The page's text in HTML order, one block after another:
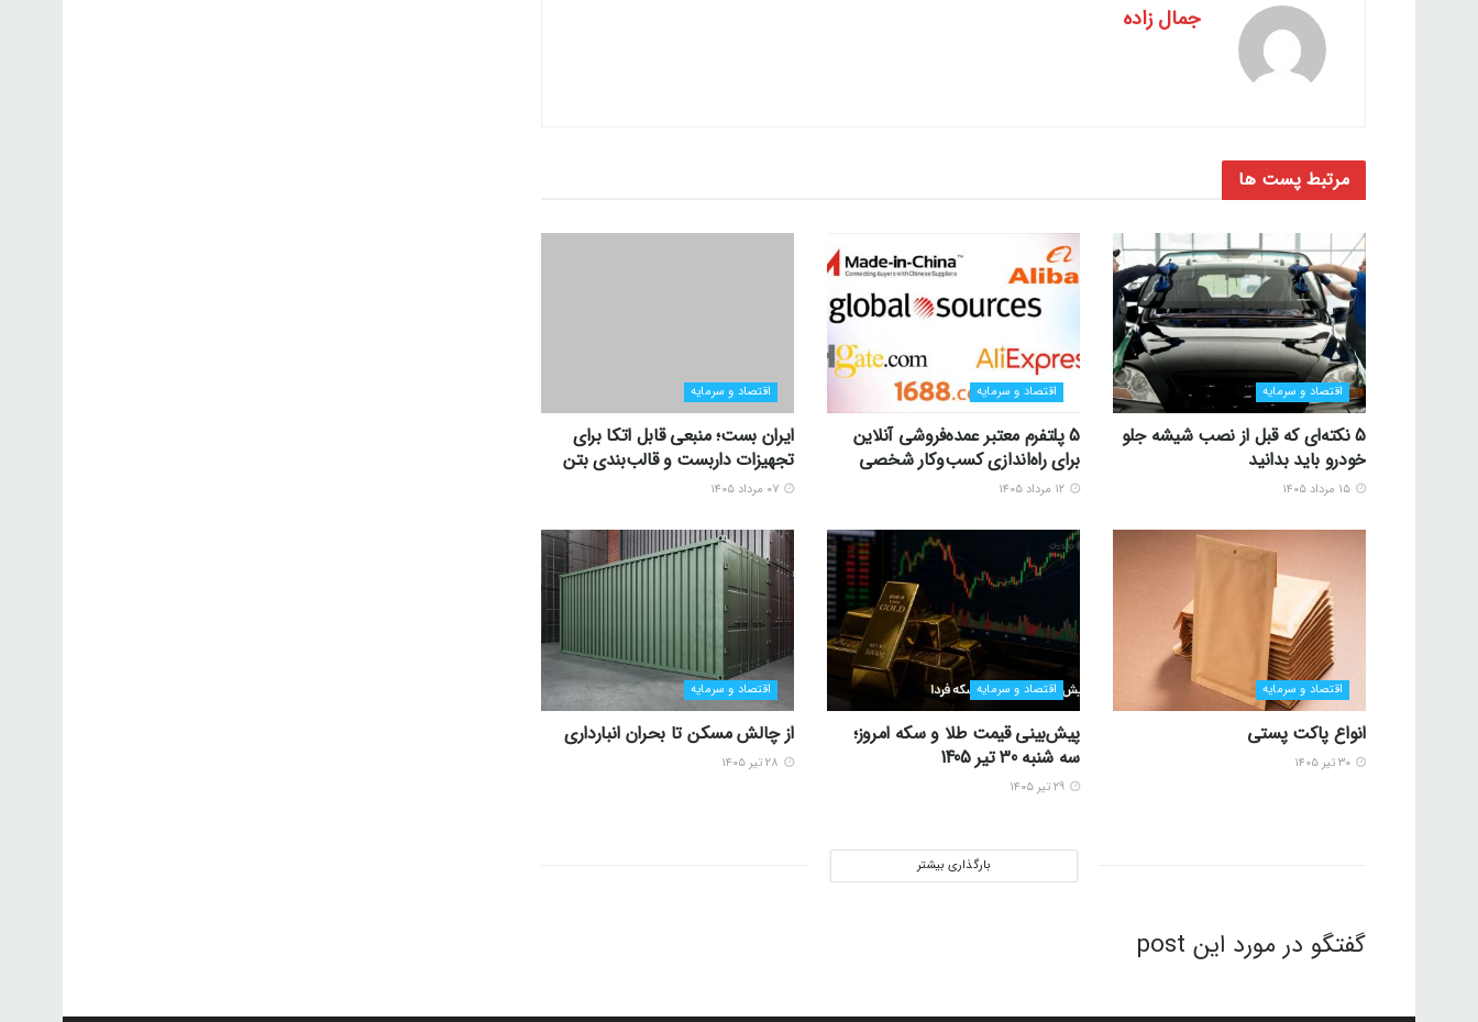
جمال زاده
مرتبط پست ها
اقتصاد و سرمایه
5 نکته‌ای که قبل از نصب شیشه جلو
خودرو باید بدانید
اقتصاد و سرمایه
5 پلتفرم معتبر عمده‌فروشی آنلاین
برای راه‌اندازی کسب‌وکار شخصی
اقتصاد و سرمایه
ایران بست؛ منبعی قابل اتکا برای
تجهیزات داربست و قالب‌بندی بتن
اقتصاد و سرمایه
انواع پاکت پستی
اقتصاد و سرمایه
پیش‌بینی قیمت طلا و سکه امروز؛
سه شنبه 30 تیر 1405
اقتصاد و سرمایه
از چالش مسکن تا بحران انبارداری
بارگذاری بیشتر
گفتگو در مورد این post